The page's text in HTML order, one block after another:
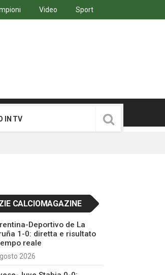
Video Sport
IN TV
CALCIOMAGAZINE
Deportivo de La
1-0: diretta e risultato
reale
2026